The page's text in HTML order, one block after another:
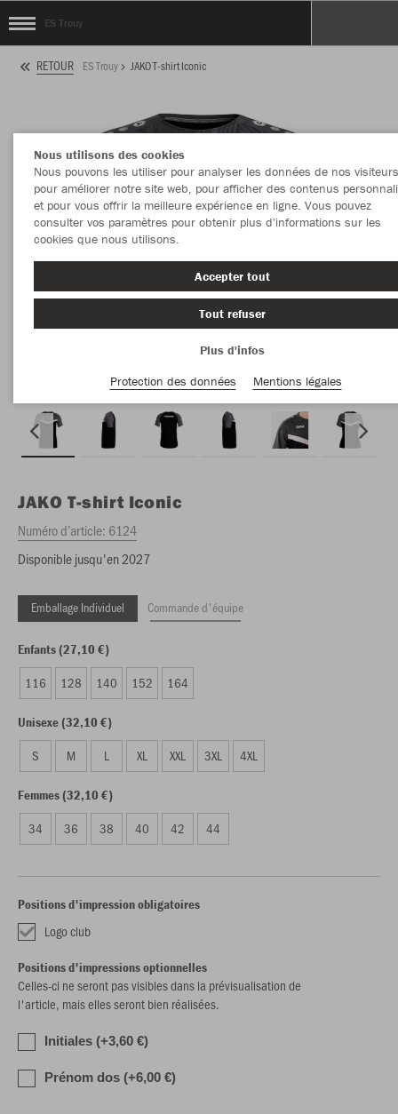
ES Trouy
RETOUR ES Trouy JAKO T-shirt Iconic
JAKO T-shirt Iconic
Numéro d’article: 6124
Disponible jusqu'en 2027
Emballage Individuel Commande d'équipe
Enfants (27,10 €)
116 128 140 152 164
Unisexe (32,10 €)
S M L XL XXL 3XL 4XL
Femmes (32,10 €)
34 36 38 40 42 44
Positions d'impression obligatoires
Logo club
Positions d'impressions optionnelles
Celles-ci ne seront pas visibles dans la prévisualisation de
l'article, mais elles seront bien réalisées.
Initiales (+3,60 €)
Prénom dos (+6,00 €)
Nous utilisons des cookies
Nous pouvons les utiliser pour analyser les données de nos
pour améliorer notre site web, pour afficher des contenus
et pour vous offrir la meilleure expérience en ligne. Vous pouvez
consulter vos paramètres pour obtenir plus d'informations sur les
cookies que nous utilisons.
Accepter tout
Tout refuser
Plus d'infos
Protection des données
Mentions légales